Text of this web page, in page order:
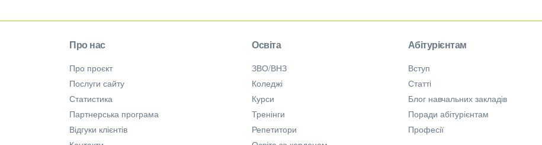
Про нас
Про проєкт
Послуги сайту
Статистика
Партнерська програма
Відгуки клієнтів
Освіта
ЗВО/ВНЗ
Коледжі
Курси
Тренінги
Репетитори
Абітурієнтам
Вступ
Статті
Блог навчальних закладів
Поради абітурієнтам
Професії